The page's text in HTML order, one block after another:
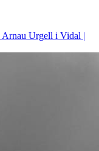
Arnau Urgell i Vidal |